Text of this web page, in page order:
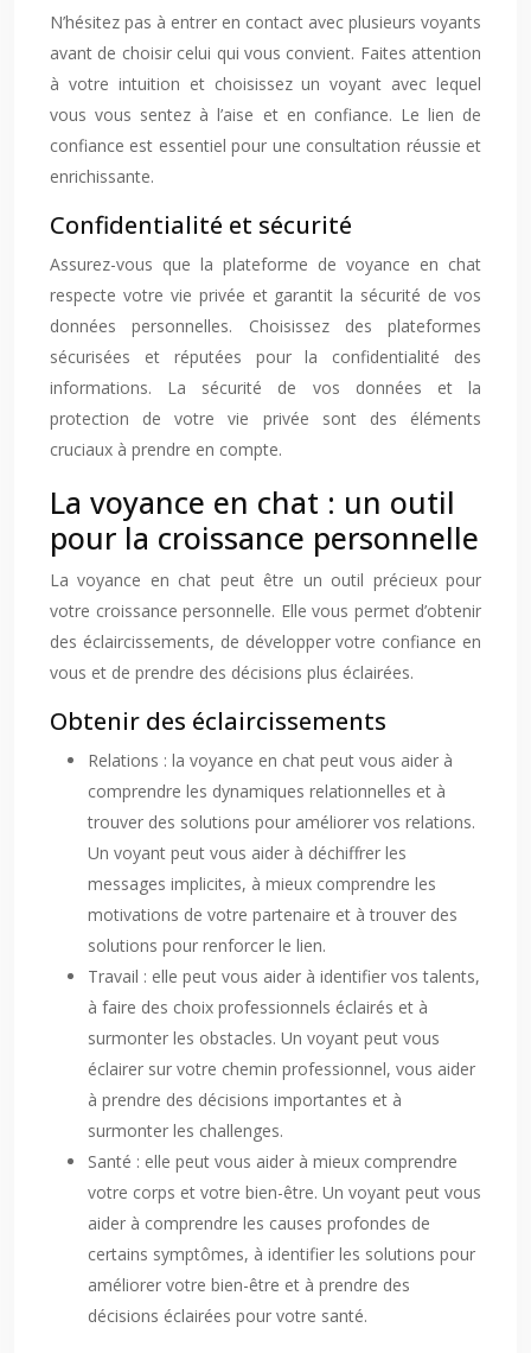
N’hésitez pas à entrer en contact avec plusieurs voyants
avant de choisir celui qui vous convient. Faites attention
à votre intuition et choisissez un voyant avec lequel
vous vous sentez à l’aise et en confiance. Le lien de
confiance est essentiel pour une consultation réussie et
enrichissante.
Confidentialité et sécurité
Assurez-vous que la plateforme de voyance en chat
respecte votre vie privée et garantit la sécurité de vos
données personnelles. Choisissez des plateformes
sécurisées et réputées pour la confidentialité des
informations. La sécurité de vos données et la
protection de votre vie privée sont des éléments
cruciaux à prendre en compte.
La voyance en chat : un outil
pour la croissance personnelle
La voyance en chat peut être un outil précieux pour
votre croissance personnelle. Elle vous permet d’obtenir
des éclaircissements, de développer votre confiance en
vous et de prendre des décisions plus éclairées.
Obtenir des éclaircissements
Relations : la voyance en chat peut vous aider à
comprendre les dynamiques relationnelles et à
trouver des solutions pour améliorer vos relations.
Un voyant peut vous aider à déchiffrer les
messages implicites, à mieux comprendre les
motivations de votre partenaire et à trouver des
solutions pour renforcer le lien.
Travail : elle peut vous aider à identifier vos talents,
à faire des choix professionnels éclairés et à
surmonter les obstacles. Un voyant peut vous
éclairer sur votre chemin professionnel, vous aider
à prendre des décisions importantes et à
surmonter les challenges.
Santé : elle peut vous aider à mieux comprendre
votre corps et votre bien-être. Un voyant peut vous
aider à comprendre les causes profondes de
certains symptômes, à identifier les solutions pour
améliorer votre bien-être et à prendre des
décisions éclairées pour votre santé.